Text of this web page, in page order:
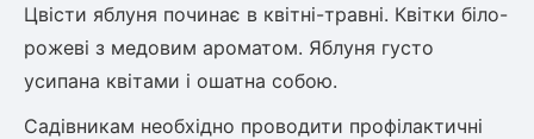
Цвісти яблуня починає в квітні-травні. Квітки біло-
рожеві з медовим ароматом. Яблуня густо
усипана квітами і ошатна собою.
Садівникам необхідно проводити профілактичні